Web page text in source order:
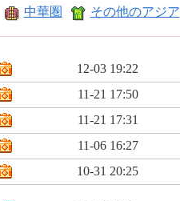
中華圏 その他のアジア
12-03 19:22
11-21 17:50
11-21 17:31
11-06 16:27
10-31 20:25